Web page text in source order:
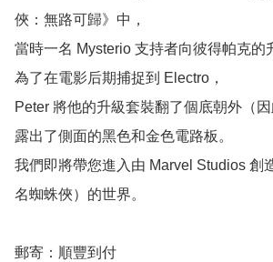
俠：無路可歸》中，
當時一名 Mysterio 支持者向彼得帕克的
為了在電影后期捕捉到 Electro，
Peter 將他的升級套裝翻了個底朝外（因
露出了側面的黑色和金色電路板。
我們即將帶您進入由 Marvel Studios 創
名蜘蛛俠）的世界。
郵寄：順豐到付